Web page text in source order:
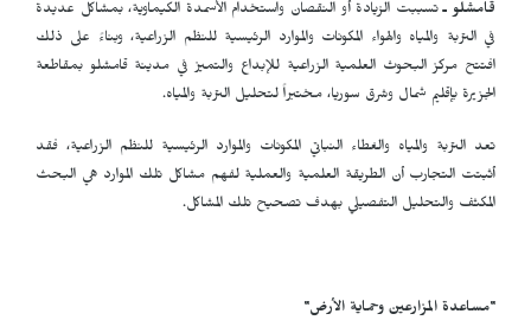
قامشلو ـتسببت الزيادة أو النقصان واستخدام الأسمدة الكيماوية، بمشاكل عديدة
في التربة والمياه والهواء المكونات والموارد الرئيسية للنظم الزراعية، وبناءً على ذلك
افتتح مركز البحوث العلمية الزراعية للإبداع والتميز في مدينة قامشلو بمقاطعة
الجزيرة بإقليم شمال وشرق سوريا، مختبراً لتحليل التربة والمياه.
تعد التربة والمياه والغطاء النباتي المكونات والموارد الرئيسية للنظم الزراعية، فقد
أثبتت التجارب أن الطريقة العلمية والعملية لفهم مشاكل تلك الموارد هي البحث
المكثف والتحليل التفصيلي بهدف تصحيح تلك المشاكل.
"مساعدة المزارعين وحماية الأرض"